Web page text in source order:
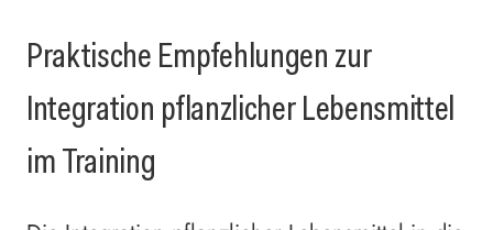
Praktische Empfehlungen zur
Integration pflanzlicher Lebensmittel
im Training